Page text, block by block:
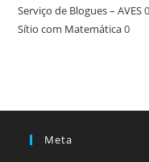
Serviço de Blogues – AVES0
Sítio com Matemática0
Meta